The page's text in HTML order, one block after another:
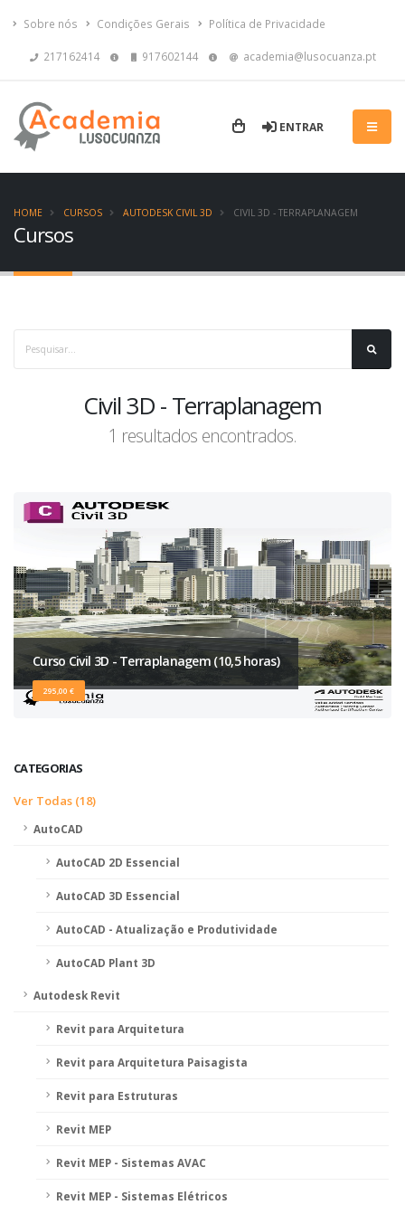
Sobre nós Condições Gerais Política de Privacidade
217162414 917602144 academia@lusocuanza.pt
ENTRAR
Cursos
HOME CURSOS AUTODESK CIVIL 3D CIVIL 3D - TERRAPLANAGEM
Civil 3D - Terraplanagem
1 resultados encontrados.
Curso Civil 3D - Terraplanagem (10,5 horas)
295,00 €
CATEGORIAS
Ver Todas (18)
AutoCAD
AutoCAD 2D Essencial
AutoCAD 3D Essencial
AutoCAD - Atualização e Produtividade
AutoCAD Plant 3D
Autodesk Revit
Revit para Arquitetura
Revit para Arquitetura Paisagista
Revit para Estruturas
Revit MEP
Revit MEP - Sistemas AVAC
Revit MEP - Sistemas Elétricos